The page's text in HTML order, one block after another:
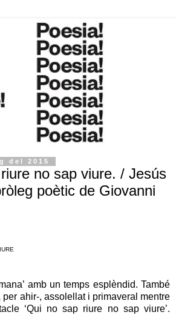
del 2015
no sap viure. / Jesús
poètic de Giovanni
amb un temps esplèndid. També
ahir-, assolellat i primaveral mentre
‘Qui no sap riure no sap viure’.